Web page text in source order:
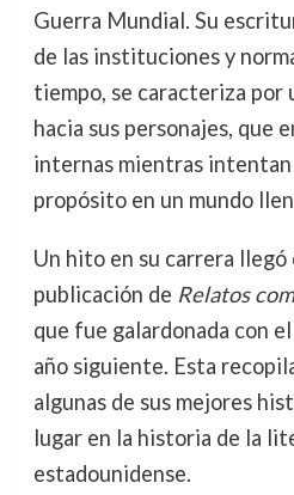
Guerra Mundial. Su
de las instituciones y
tiempo, se caracteriza por
hacia sus personajes, que
internas mientras
propósito en un mundo
Un hito en su carrera llegó
publicación de Relatos
que fue galardonada con el
año siguiente. Esta
algunas de sus mejores
lugar en la historia de la
estadounidense.